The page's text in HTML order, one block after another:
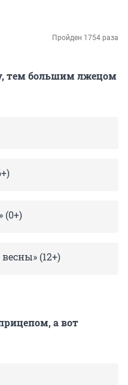
Пройден 1754 раза
тем большим лжецом
(0+)
(12+)
а вот